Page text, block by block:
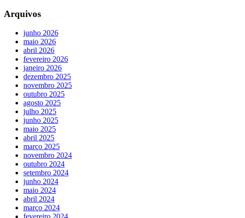
Arquivos
junho 2026
maio 2026
abril 2026
fevereiro 2026
janeiro 2026
dezembro 2025
novembro 2025
outubro 2025
agosto 2025
julho 2025
junho 2025
maio 2025
abril 2025
março 2025
novembro 2024
outubro 2024
setembro 2024
junho 2024
maio 2024
abril 2024
março 2024
fevereiro 2024